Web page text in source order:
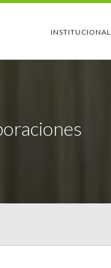
INSTITUCIONAL